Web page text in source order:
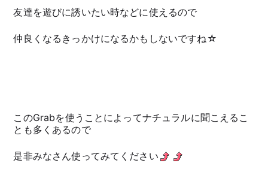
友達を遊びに誘いたい時などに使えるので
仲良くなるきっかけになるかもしないですね☆
このGrabを使うことによってナチュラルに聞こえるこ
とも多くあるので
是非みなさん使ってみてください